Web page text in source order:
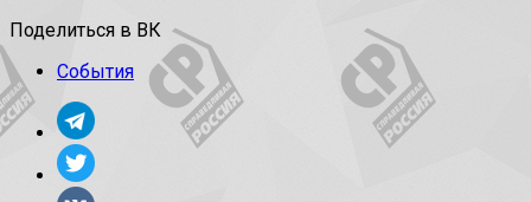
Поделиться в ВК
События